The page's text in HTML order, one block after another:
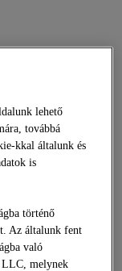
lehető
továbbá
kkal általunk és
is
történő
Az általunk fent
való
LLC, melynek